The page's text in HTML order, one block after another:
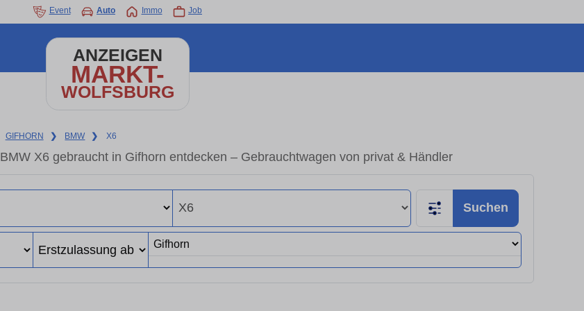
Event Auto Immo Job
ANZEIGEN
MARKT-
WOLFSBURG
GIFHORN ❯ BMW ❯ X6
BMW X6 gebraucht in Gifhorn entdecken – Gebrauchtwagen von privat & Händler
Suchen